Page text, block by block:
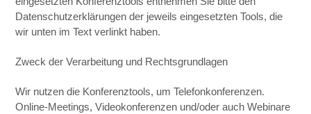
Datenschutzerklärungen der jeweils eingesetzten Tools, die
wir unten im Text verlinkt haben.
Zweck der Verarbeitung und Rechtsgrundlagen
Wir nutzen die Konferenztools, um Telefonkonferenzen.
Online-Meetings, Videokonferenzen und/oder auch Webinare